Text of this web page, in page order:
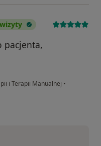
pacjenta,
i Terapii Manualnej •